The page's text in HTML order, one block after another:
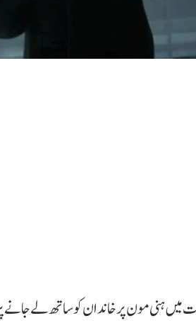
میں ہنی مون پر خاندان کو ساتھ لے جانے